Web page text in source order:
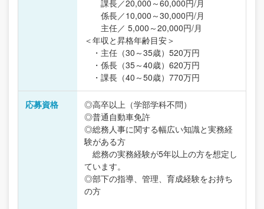
課長／20,000～60,000円/月
係長／10,000～30,000円/月
主任／ 5,000～20,000円/月
＜年収と昇格年齢目安＞
・主任（30～35歳）520万円
・係長（35～40歳）620万円
・課長（40～50歳）770万円
応募資格
◎高卒以上（学部学科不問）
◎普通自動車免許
◎総務人事に関する幅広い知識と実務経
験がある方
総務の実務経験が5年以上の方を想定し
ています。
◎部下の指導、管理、育成経験をお持ち
の方